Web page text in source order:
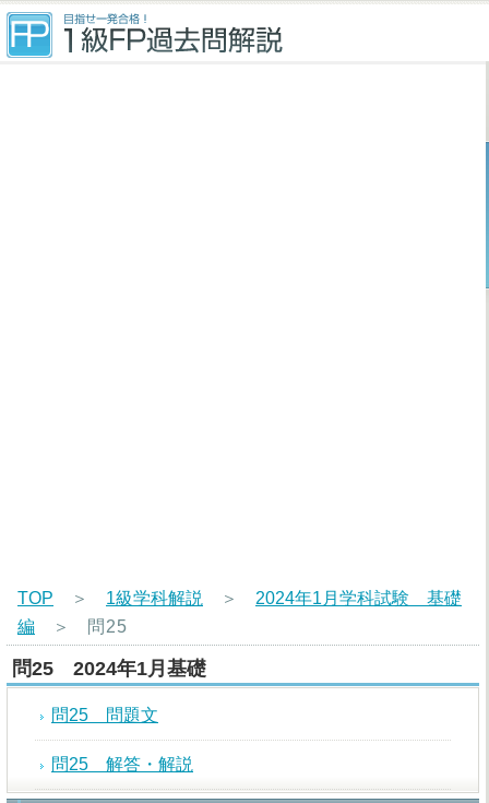
TOP ＞ 1級学科解説 ＞ 2024年1月学科試験 基礎
編 ＞ 問25
問25 2024年1月基礎
問25 問題文
問25 解答・解説